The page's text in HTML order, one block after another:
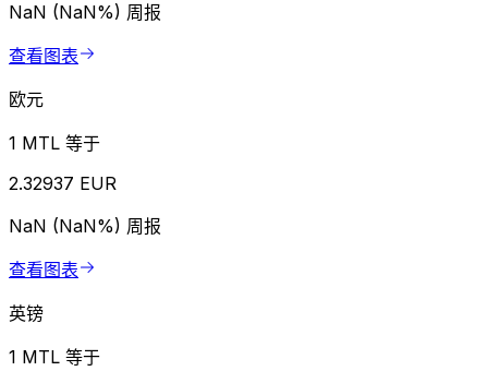
NaN (NaN%) 周报
查看图表
欧元
1 MTL 等于
2.32937 EUR
NaN (NaN%) 周报
查看图表
英镑
1 MTL 等于